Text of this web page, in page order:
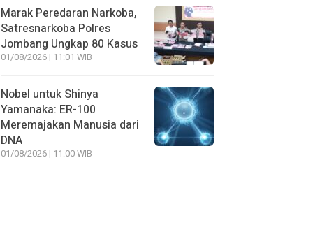
Marak Peredaran Narkoba,
Satresnarkoba Polres
Jombang Ungkap 80 Kasus
01/08/2026 | 11:01 WIB
Nobel untuk Shinya
Yamanaka: ER-100
Meremajakan Manusia dari
DNA
01/08/2026 | 11:00 WIB